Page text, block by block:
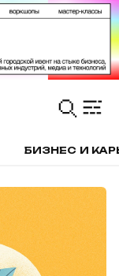
БИЗНЕС И